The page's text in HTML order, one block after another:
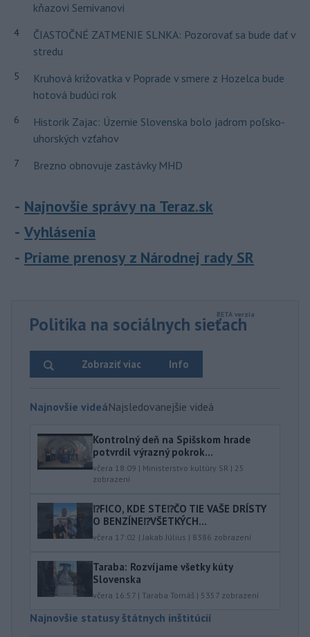
kňazovi Semivanovi
4
ČIASTOČNÉ ZATMENIE SLNKA: Pozorovať sa bude dať v
stredu
5
Kruhová križovatka v Poprade v smere z Hozelca bude
hotová budúci rok
6
Historik Zajac: Územie Slovenska bolo jadrom poľsko-
uhorských vzťahov
7 Brezno obnovuje zastávky MHD
Najnovšie správy na Teraz.sk
Vyhlásenia
Priame prenosy z Národnej rady SR
Politika na sociálnych sieťach
Info
Zobraziť viac
Najnovšie videáNajsledovanejšie videá
Kontrolný deň na Spišskom hrade
potvrdil výrazný pokrok...
včera 18:09 | Ministerstvo kultúry SR | 25
zobrazení
⁉️FICO, KDE STE⁉️ČO TIE VAŠE DRÍSTY
O BENZÍNE⁉️VŠETKÝCH...
včera 17:02 |Jakab Július | 8386 zobrazení
Taraba: Rozvíjame všetky kúty
Slovenska
včera 16:57 | Taraba Tomáš | 5357 zobrazení
Najnovšie statusy štátnych inštitúcií